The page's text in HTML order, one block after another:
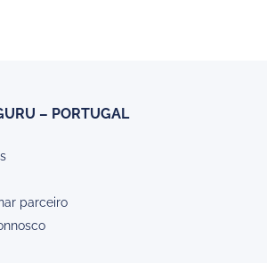
– PORTUGAL
parceiro